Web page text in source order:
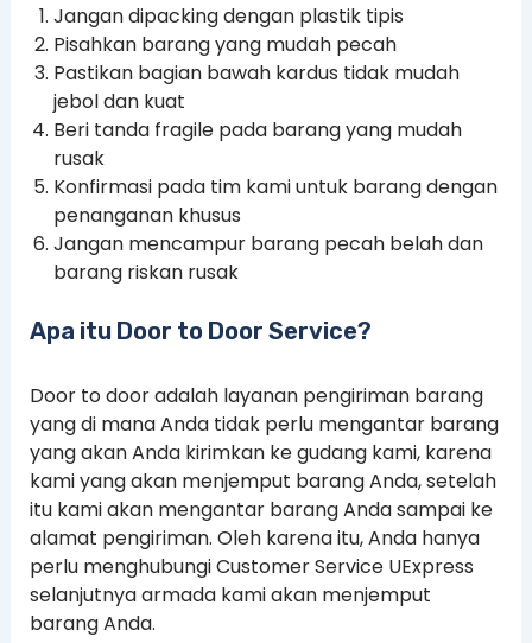
Jangan dipacking dengan plastik tipis
Pisahkan barang yang mudah pecah
Pastikan bagian bawah kardus tidak mudah
jebol dan kuat
Beri tanda fragile pada barang yang mudah
rusak
Konfirmasi pada tim kami untuk barang dengan
penanganan khusus
Jangan mencampur barang pecah belah dan
barang riskan rusak
Apa itu Door to Door Service?
Door to door adalah layanan pengiriman barang
yang di mana Anda tidak perlu mengantar barang
yang akan Anda kirimkan ke gudang kami, karena
kami yang akan menjemput barang Anda, setelah
itu kami akan mengantar barang Anda sampai ke
alamat pengiriman. Oleh karena itu, Anda hanya
perlu menghubungi Customer Service UExpress
selanjutnya armada kami akan menjemput
barang Anda.